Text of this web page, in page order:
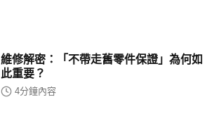
維修解密：「不帶走舊零件保證」為何如
此重要？
4分鐘內容